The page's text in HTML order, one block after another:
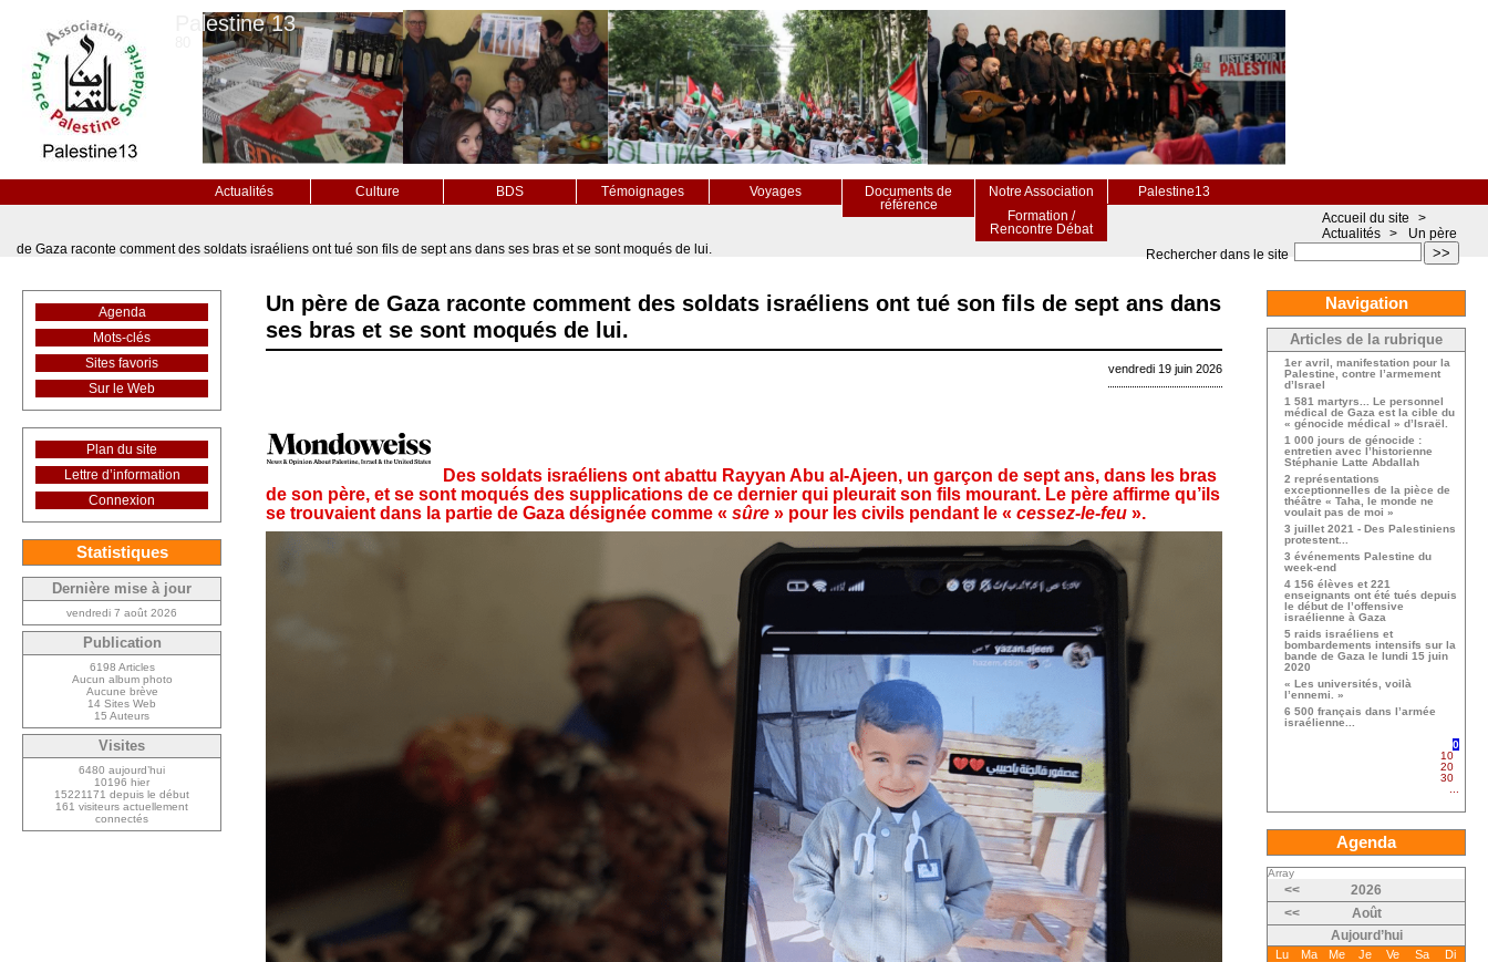
Palestine 13
Actualités Culture BDS Témoignages Voyages
Documents de
référence
Notre Association
Palestine13
Formation /
Rencontre Débat
>>
Rechercher dans le site
Accueil du site
>
Actualités >
Un père
de Gaza raconte comment des soldats israéliens ont tué son fils de sept ans dans ses bras et se sont moqués de lui.
Un père de Gaza raconte comment des soldats israéliens ont tué son fils de sept ans dans
ses bras et se sont moqués de lui.
vendredi 19 juin 2026
Des soldats israéliens ont abattu Rayyan Abu al-Ajeen, un garçon de sept ans, dans les bras
de son père, et se sont moqués des supplications de ce dernier qui pleurait son fils mourant. Le père affirme qu’ils
se trouvaient dans la partie de Gaza désignée comme « sûre » pour les civils pendant le « cessez-le-feu ».
Agenda
Mots-clés
Sites favoris
Sur le Web
Plan du site
Lettre d’information
Connexion
Statistiques
Dernière mise à jour
vendredi 7 août 2026
Publication
6198 Articles
Aucun album photo
Aucune brève
14 Sites Web
15 Auteurs
Visites
6480 aujourd’hui
10196 hier
15221171 depuis le début
161 visiteurs actuellement
connectés
Navigation
Articles de la rubrique
1er avril, manifestation pour la
Palestine, contre l’armement
d’Israel
1 581 martyrs... Le personnel
médical de Gaza est la cible du
« génocide médical » d’Israël.
1 000 jours de génocide :
entretien avec l’historienne
Stéphanie Latte Abdallah
2 représentations
exceptionnelles de la pièce de
théâtre « Taha, le monde ne
voulait pas de moi »
3 juillet 2021 - Des Palestiniens
protestent...
3 événements Palestine du
week-end
4 156 élèves et 221
enseignants ont été tués depuis
le début de l’offensive
israélienne à Gaza
5 raids israéliens et
bombardements intensifs sur la
bande de Gaza le lundi 15 juin
2020
« Les universités, voilà
l’ennemi. »
6 500 français dans l’armée
israélienne...
0
10
20
30
Agenda
Array
<<
2026
<<
Août
Aujourd’hui
Lu Ma Me Je Ve Sa
Di